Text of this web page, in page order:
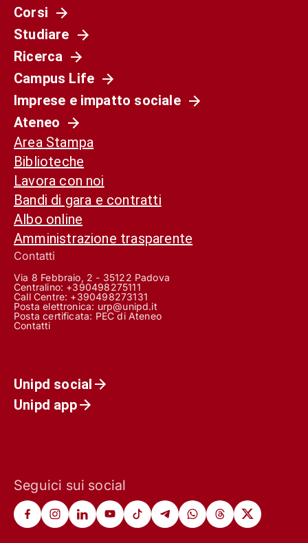
Corsi
Studiare
Ricerca
Campus Life
Imprese e impatto sociale
Ateneo
Area Stampa
Biblioteche
Lavora con noi
Bandi di gara e contratti
Albo online
Amministrazione trasparente
Contatti
Via 8 Febbraio, 2 - 35122 Padova
Centralino: +390498275111
Call Centre: +390498273131
Posta elettronica: urp@unipd.it
Posta certificata: PEC di Ateneo
Contatti
Unipd social
Unipd app
Seguici sui social